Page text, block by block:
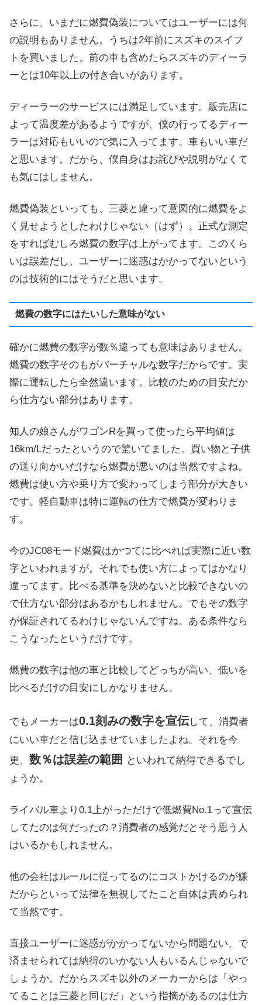
さらに、いまだに燃費偽装についてはユーザーには何
の説明もありません。うちは2年前にスズキのスイフ
トを買いました。前の車も含めたらスズキのディーラ
ーとは10年以上の付き合いがあります。
ディーラーのサービスには満足しています。販売店に
よって温度差があるようですが、僕の行ってるディー
ラーは対応もいいので気に入ってます。車もいい車だ
と思います。だから、僕自身はお詫びや説明がなくて
も気にはしません。
燃費偽装といっても、三菱と違って意図的に燃費をよ
く見せようとしたわけじゃない（はず）。正式な測定
をすればむしろ燃費の数字は上がってます。このくら
いは誤差だし、ユーザーに迷惑はかかってないという
のは技術的にはそうだと思います。
燃費の数字にはたいした意味がない
確かに燃費の数字が数％違っても意味はありません。
燃費の数字そのもがバーチャルな数字だからです。実
際に運転したら全然違います。比較のための目安だか
ら仕方ない部分はあります。
知人の娘さんがワゴンRを買って使ったら平均値は
16km/Lだったというので驚いてました。買い物と子供
の送り向かいだけなら燃費が悪いのは当然ですよね。
燃費は使い方や乗り方で変わってしまう部分が大きい
です。軽自動車は特に運転の仕方で燃費が変わりま
す。
今のJC08モード燃費はかつてに比べれば実際に近い数
字といわれますが。それでも使い方によってはかなり
違ってます。比べる基準を決めないと比較できないの
で仕方ない部分はあるかもしれません。でもその数字
が保証されてるわけじゃないんですね。ある条件なら
こうなったというだけです。
燃費の数字は他の車と比較してどっちが高い、低いを
比べるだけの目安にしかなりません。
でもメーカーは0.1刻みの数字を宣伝して、消費者
にいい車だと信じ込ませていましたよね。それを今
更、 数％は誤差の範囲
といわれて納得できるでし
ょうか。
ライバル車より0.1上がっただけで低燃費No.1って宣伝
してたのは何だったの？消費者の感覚だとそう思う人
はいるかもしれません。
他の会社はルールに従ってるのにコストかけるのが嫌
だからといって法律を無視してたこと自体は責められ
て当然です。
直接ユーザーに迷惑がかかってないから問題ない、で
済ませられては納得のいかない人もいるんじゃないで
しょうか。だからスズキ以外のメーカーからは「やっ
てることは三菱と同じだ」という指摘があるのは仕方